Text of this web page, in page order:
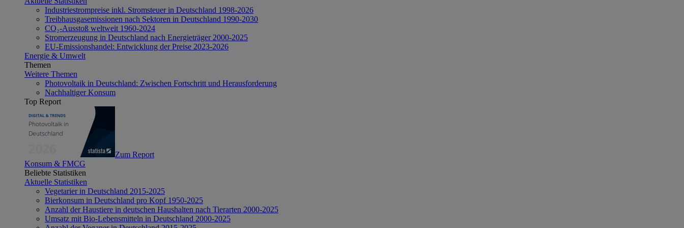
Industriestrompreise inkl. Stromsteuer in Deutschland 1998-2026
Treibhausgasemissionen nach Sektoren in Deutschland 1990-2030
CO₂-Ausstoß weltweit 1960-2024
Stromerzeugung in Deutschland nach Energieträger 2000-2025
EU-Emissionshandel: Entwicklung der Preise 2023-2026
Energie & Umwelt
Themen
Weitere Themen
Photovoltaik in Deutschland: Zwischen Fortschritt und Herausforderung
Nachhaltiger Konsum
Top Report
Zum Report
Konsum & FMCG
Beliebte Statistiken
Aktuelle Statistiken
Vegetarier in Deutschland 2015-2025
Bierkonsum in Deutschland pro Kopf 1950-2025
Anzahl der Haustiere in deutschen Haushalten nach Tierarten 2000-2025
Umsatz mit Bio-Lebensmitteln in Deutschland 2000-2025